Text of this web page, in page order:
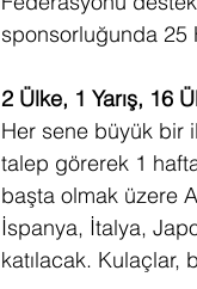
sponsorluğunda 25
2 Ülke, 1 Yarış, 16
Her sene büyük bir
talep görerek 1
başta olmak üzere
İspanya, İtalya,
katılacak. Kulaçlar,